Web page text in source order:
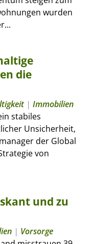
wurden
die
| Immobilien
stabiles
Unsicherheit,
der Global
von
und zu
| Vorsorge